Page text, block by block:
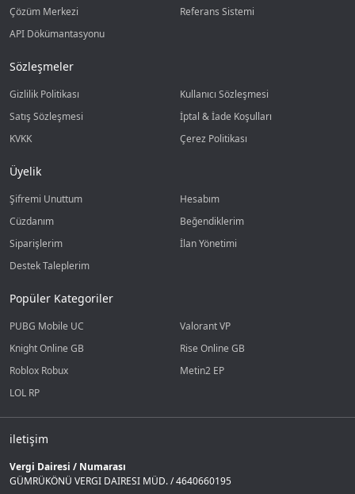
Çözüm Merkezi
Referans Sistemi
API Dökümantasyonu
Sözleşmeler
Gizlilik Politikası
Kullanıcı Sözleşmesi
Satış Sözleşmesi
İptal & İade Koşulları
KVKK
Çerez Politikası
Üyelik
Şifremi Unuttum
Hesabım
Cüzdanım
Beğendiklerim
Siparişlerim
İlan Yönetimi
Destek Taleplerim
Popüler Kategoriler
PUBG Mobile UC
Valorant VP
Knight Online GB
Rise Online GB
Roblox Robux
Metin2 EP
LOL RP
iletişim
Vergi Dairesi / Numarası
GÜMRÜKÖNÜ VERGI DAIRESI MÜD. / 4640660195